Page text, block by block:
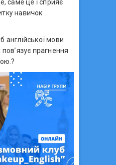
саме це і сприяє
навичок
англійської мови
прагнення